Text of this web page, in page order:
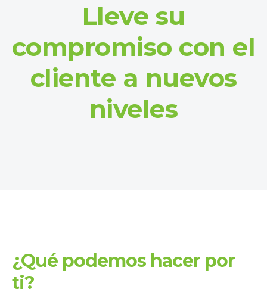
Lleve su
compromiso con el
cliente a nuevos
niveles
¿Qué podemos hacer por
ti?